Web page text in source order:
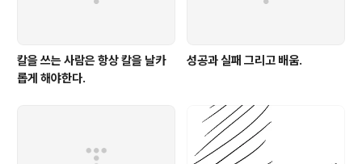
칼을 쓰는 사람은 항상 칼을 날카
롭게 해야한다.
성공과 실패 그리고 배움.